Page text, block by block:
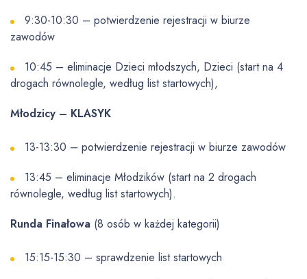
9:30-10:30 – potwierdzenie rejestracji w biurze
zawodów
10:45 – eliminacje Dzieci młodszych, Dzieci (start na 4
drogach równolegle, według list startowych),
Młodzicy – KLASYK
13-13:30 – potwierdzenie rejestracji w biurze zawodów
13:45 – eliminacje Młodzików (start na 2 drogach
równolegle, według list startowych).
Runda Finałowa (8 osób w każdej kategorii)
15:15-15:30 – sprawdzenie list startowych